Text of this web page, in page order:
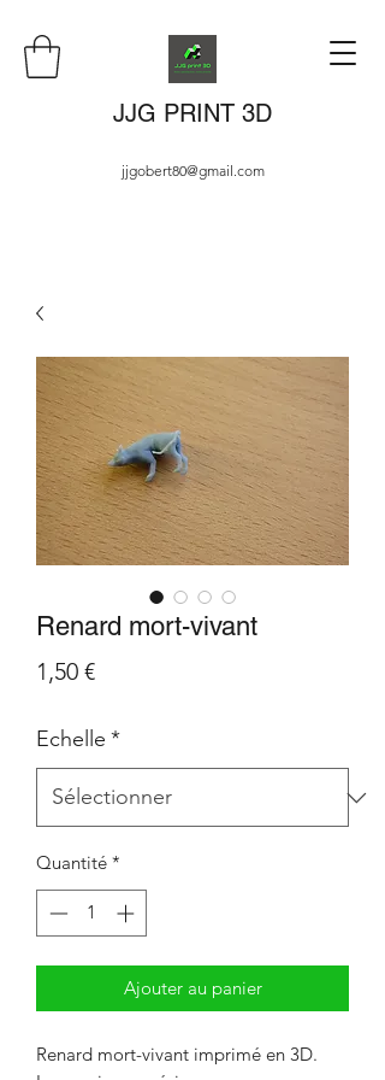
JJG PRINT 3D
jjgobert80@gmail.com
Renard mort-vivant
1,50 €Prix
Echelle *
Quantité *
Ajouter au panier
Renard mort-vivant imprimé en 3D.